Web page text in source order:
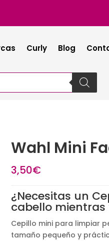
Curly Blog
Wahl Mini
3,50€
¿Necesitas un
cabello
Cepillo mini para limpiar
tamaño pequeño y